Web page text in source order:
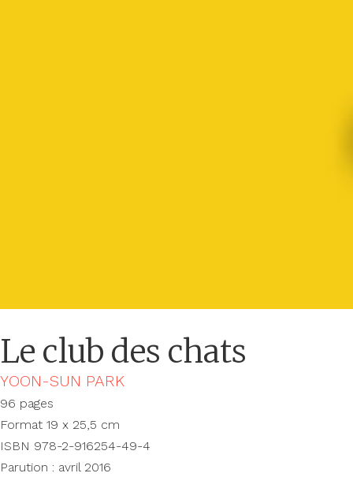
Le club des chats
YOON-SUN PARK
96 pages
Format 19 x 25,5 cm
ISBN 978-2-916254-49-4
Parution : avril 2016